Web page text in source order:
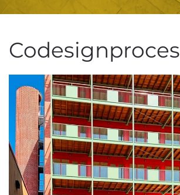
Codesignproces